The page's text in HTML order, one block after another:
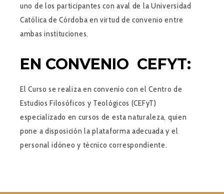
uno de los participantes con aval de la Universidad
Católica de Córdoba en virtud de convenio entre
ambas instituciones.
EN CONVENIO CEFYT:
El Curso se realiza en convenio con el Centro de
Estudios Filosóficos y Teológicos (CEFyT)
especializado en cursos de esta naturaleza, quien
pone a disposición la plataforma adecuada y el
personal idóneo y técnico correspondiente.